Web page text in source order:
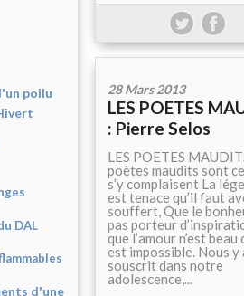
poilu
DAL
d'une
28 Mars 2013
LES POETES
: Pierre Selos
LES POETES
poètes maudits sont
s’y complaisent La
est tenace qu’il faut
souffert, Que le
pas porteur
que l’amour n’est beau
est impossible. Nous y
souscrit dans notre
adolescence,...